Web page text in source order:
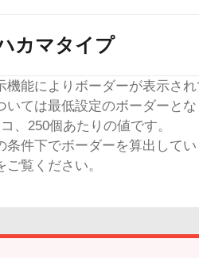
カマタイプ
機能によりボーダーが表示さ
いては最低設定のボーダーと
、250個あたりの値です。
条件下でボーダーを算出して
覧ください。